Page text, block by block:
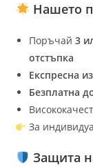
Нашето
Поръчай3
отстъпка
Експресна
Безплатна
За
Защита